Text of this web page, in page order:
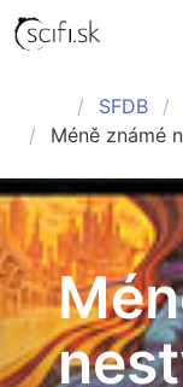
SFDB
Méně známé